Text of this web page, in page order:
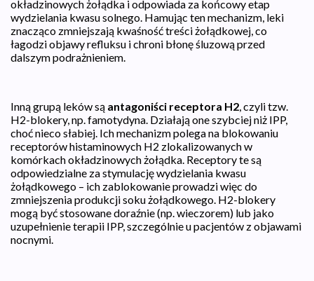
okładzinowych żołądka i odpowiada za końcowy etap
wydzielania kwasu solnego. Hamując ten mechanizm, leki
znacząco zmniejszają kwaśność treści żołądkowej, co
łagodzi objawy refluksu i chroni błonę śluzową przed
dalszym podrażnieniem.
Inną grupą leków są antagoniści receptora H2, czyli tzw.
H2-blokery, np. famotydyna. Działają one szybciej niż IPP,
choć nieco słabiej. Ich mechanizm polega na blokowaniu
receptorów histaminowych H2 zlokalizowanych w
komórkach okładzinowych żołądka. Receptory te są
odpowiedzialne za stymulację wydzielania kwasu
żołądkowego – ich zablokowanie prowadzi więc do
zmniejszenia produkcji soku żołądkowego. H2-blokery
mogą być stosowane doraźnie (np. wieczorem) lub jako
uzupełnienie terapii IPP, szczególnie u pacjentów z objawami
nocnymi.